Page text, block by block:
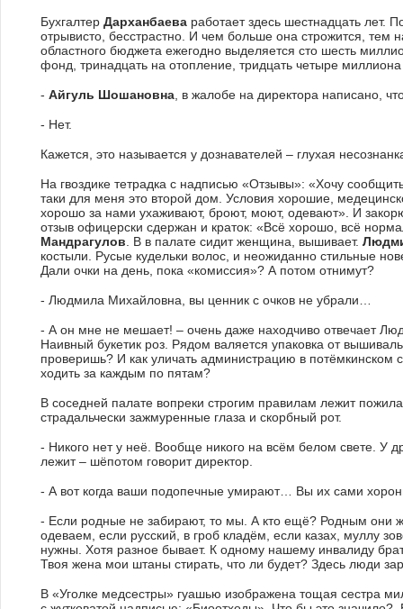
Бухгалтер Дарханбаева работает здесь шестнадцать лет.
отрывисто, бесстрастно. И чем больше она строжится,
областного бюджета ежегодно выделяется сто шесть
фонд, тринадцать на отопление, тридцать четыре
- Айгуль Шошановна , в жалобе на директора написано,
- Нет.
Кажется, это называется у дознавателей – глухая
На гвоздике тетрадка с надписью «Отзывы»: «Хочу
таки для меня это второй дом. Условия хорошие,
хорошо за нами ухаживают, броют, моют, одевают». И
отзыв офицерски сдержан и краток: «Всё хорошо, всё
Мандрагулов . В в палате сидит женщина, вышивает.
костыли. Русые кудельки волос, и неожиданно стильные
Дали очки на день, пока «комиссия»? А потом отнимут?
- Людмила Михайловна, вы ценник с очков не убрали…
- А он мне не мешает! – очень даже находчиво отвечает
Наивный букетик роз. Рядом валяется упаковка от
проверишь? И как уличать администрацию в
ходить за каждым по пятам?
В соседней палате вопреки строгим правилам лежит
страдальчески зажмуренные глаза и скорбный рот.
- Никого нет у неё. Вообще никого на всём белом свете. У
лежит – шёпотом говорит директор.
- А вот когда ваши подопечные умирают… Вы их сами
- Если родные не забирают, то мы. А кто ещё? Родным
одеваем, если русский, в гроб кладём, если казах, муллу
нужны. Хотя разное бывает. К одному нашему инвалиду
Твоя жена мои штаны стирать, что ли будет? Здесь люди
В «Уголке медсестры» гуашью изображена тощая сестра